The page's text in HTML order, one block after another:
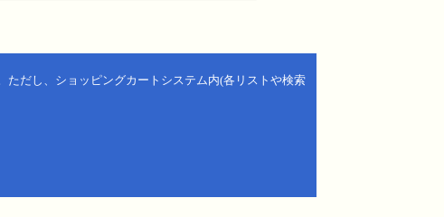
だし、ショッピングカートシステム内(各リストや検索